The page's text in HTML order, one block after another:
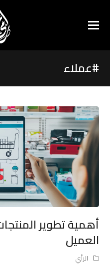
#عملاء
أهمية تطوير
العميل
الرأي